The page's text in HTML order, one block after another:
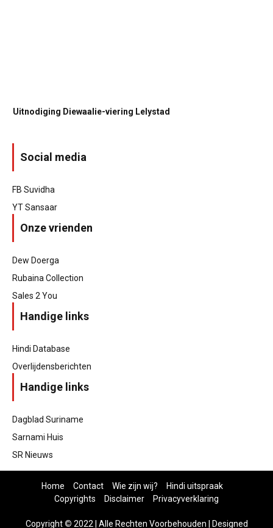
Uitnodiging Diewaalie-viering Lelystad
Social media
FB Suvidha
YT Sansaar
Onze vrienden
Dew Doerga
Rubaina Collection
Sales 2 You
Handige links
Hindi Database
Overlijdensberichten
Handige links
Dagblad Suriname
Sarnami Huis
SR Nieuws
Home Contact Wie zijn wij?
Hindi uitspraak
Copyrights
Disclaimer Privacyverklaring
Copyright © 2022 | Alle Rechten Voorbehouden | Designed